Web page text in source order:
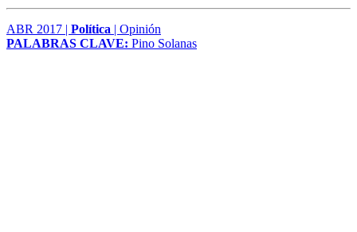
ABR 2017 | Política | Opinión
PALABRAS CLAVE: Pino Solanas